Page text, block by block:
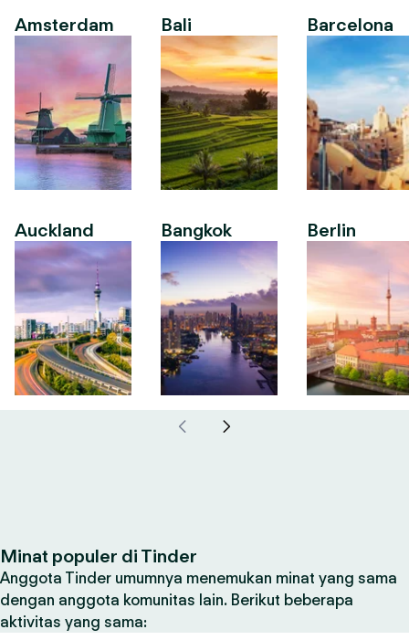
Amsterdam
Auckland
Bali
Bangkok
Barcelona
Berlin
Minat populer di Tinder
Anggota Tinder umumnya menemukan minat yang sama
dengan anggota komunitas lain. Berikut beberapa
aktivitas yang sama: